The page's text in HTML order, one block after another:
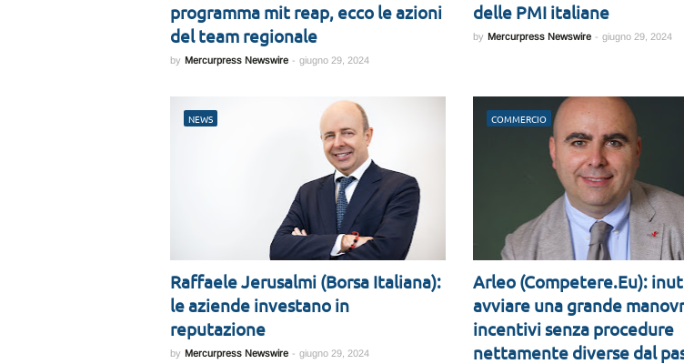
programma mit reap, ecco le azioni
del team regionale
by Mercurpress Newswire - giugno 29, 2024
delle PMI italiane
by Mercurpress Newswire - giugno 29, 2024
NEWS
Raffaele Jerusalmi (Borsa Italiana):
le aziende investano in
reputazione
by Mercurpress Newswire - giugno 29, 2024
COMMERCIO
Arleo (Competere.Eu):
avviare una grande
incentivi senza procedure
nettamente diverse dal